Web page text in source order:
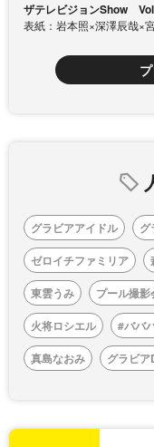
ザテレビジョンShow
表紙：岩本照×深澤辰哉×
グラビアアイドル グ
ゼロイチファミリア
東雲うみ
プール撮影
火将ロシエル
#ババ
真島なおみ
グラビ